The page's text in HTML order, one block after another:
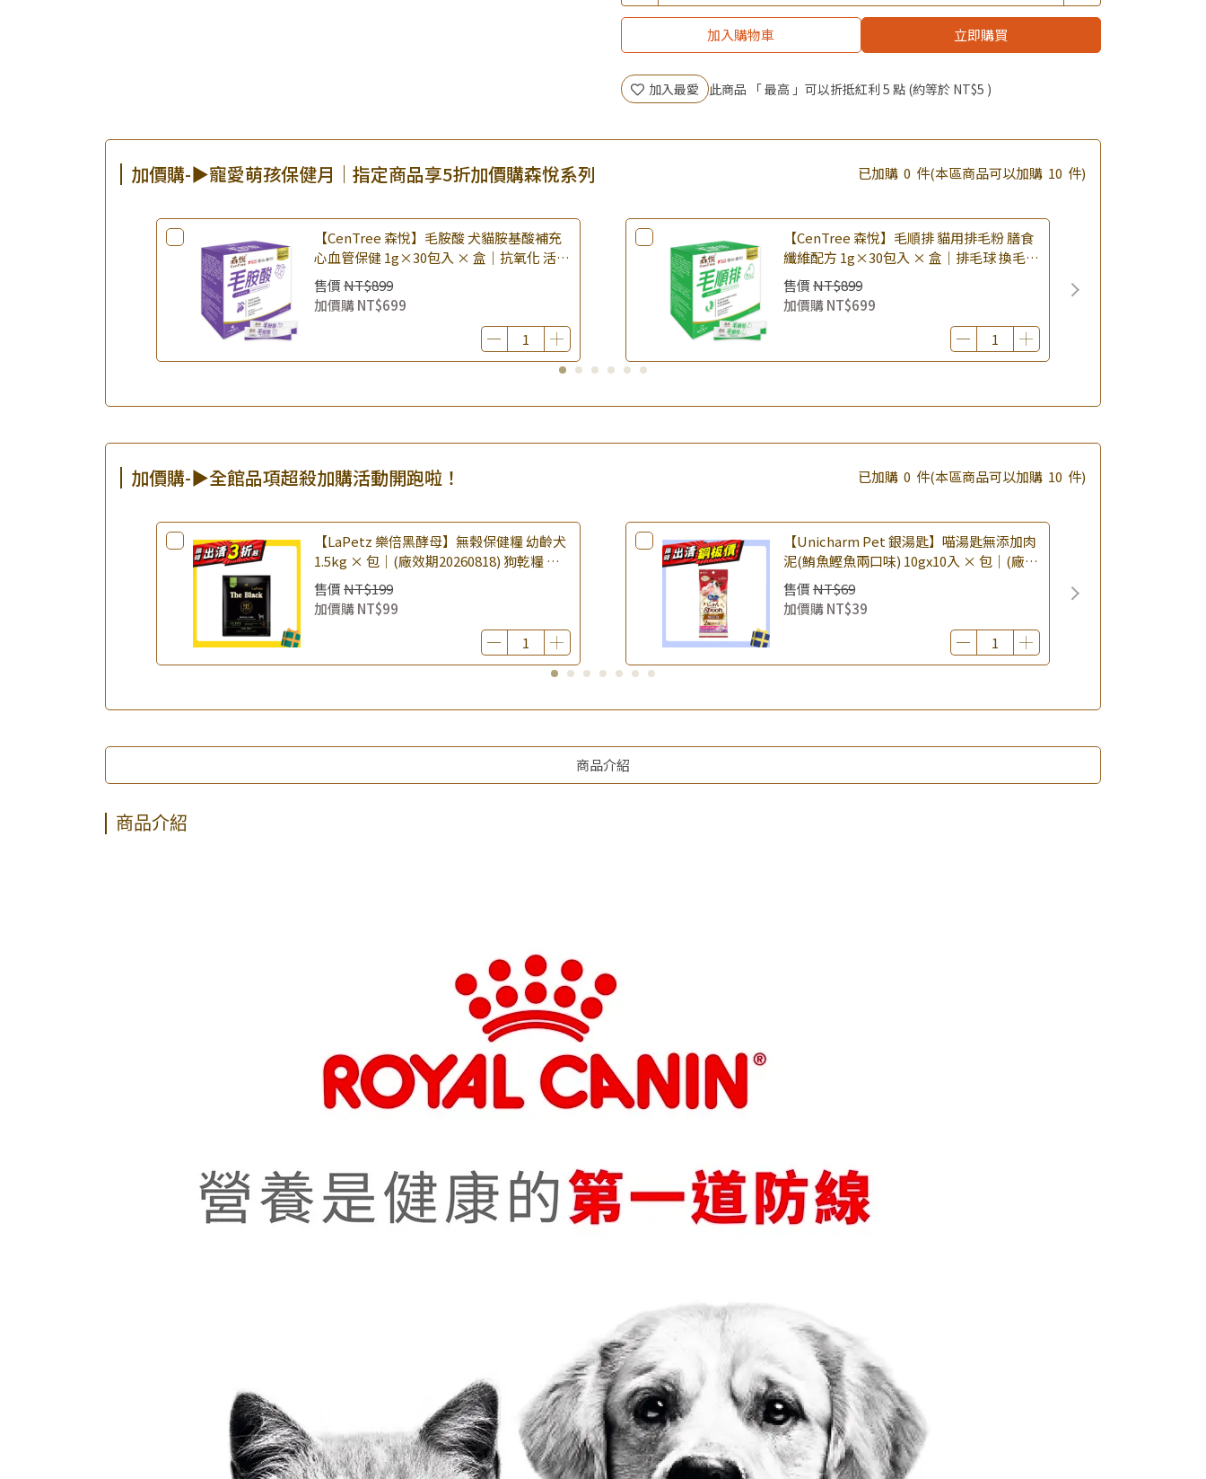
▶王國加購活動 訂單享超值優惠價加購好物
▶寵愛萌孩保健月｜指定商品享5折加價購森悅系列
▶全館品項超殺加購活動開跑啦！
▶皇家 購買指定商品送美容梳
加入購物車 立即購買
加入最愛 此商品 「 最高 」可以折抵紅利 5 點 (約等於 NT$5 )
加價購-▶寵愛萌孩保健月｜指定商品享5折加價購森悅系列 已加購 0 件(本區商品可以加購 10 件)
【CenTree 森悅】毛胺酸 犬貓胺基酸補充
心血管保健 1g×30包入 × 盒｜抗氧化 活力
維持 日常營養
售價NT$899
加價購NT$699
【CenTree 森悅】毛順排 貓用排毛粉 膳食
纖維配方 1g×30包入 × 盒｜排毛球 換毛季
保養 消化順暢
售價NT$899
加價購NT$699
加價購-▶全館品項超殺加購活動開跑啦！ 已加購 0 件(本區商品可以加購 10 件)
【LaPetz 樂倍黑酵母】無榖保健糧 幼齡犬
1.5kg × 包｜(廠效期20260818) 狗乾糧 狗
飼料 幼犬飼料 無穀配方｜即期品
售價NT$199
加價購NT$99
【Unicharm Pet 銀湯匙】喵湯匙無添加肉
泥(鮪魚鰹魚兩口味) 10gx10入 × 包｜(廠效
期20260819) 貓肉泥 貓點心 肉泥條｜即期
品
售價NT$69
加價購NT$39
商品介紹
商品介紹